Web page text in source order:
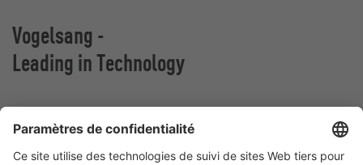
Vogelsang -
Leading in Technology
VOGELSANG BELGIUM N.V.